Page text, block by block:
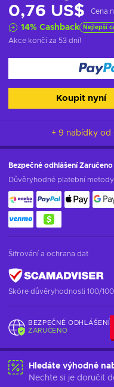
0,76 US$ Cena
14% Cashback Nejlepší
Akce končí za 53 dní!
Koupit nyní
+ 9 nabídky od
Bezpečné odhlášení Zaručeno
Důvěryhodné platební metody
Šifrování a ochrana dat
Skóre důvěryhodnosti 100/100
BEZPEČNÉ ODHLÁŠENÍ
ZARUČENO
Hledáte výhodné
Nechte si je doručit